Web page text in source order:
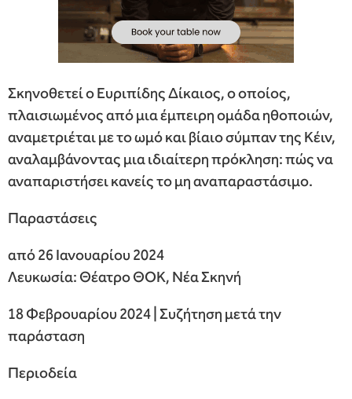
Σκηνοθετεί ο Ευριπίδης Δίκαιος, ο οποίος,
πλαισιωμένος από μια έμπειρη ομάδα ηθοποιών,
αναμετριέται με το ωμό και βίαιο σύμπαν της Κέιν,
αναλαμβάνοντας μια ιδιαίτερη πρόκληση: πώς να
αναπαριστήσει κανείς το μη αναπαραστάσιμο.
Παραστάσεις
από 26 Ιανουαρίου 2024
Λευκωσία: Θέατρο ΘΟΚ, Νέα Σκηνή
18 Φεβρουαρίου 2024 | Συζήτηση μετά την
παράσταση
Περιοδεία